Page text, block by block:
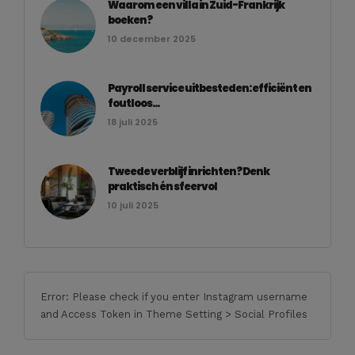
Waarom een villa in Zuid-Frankrijk
boeken?
10 december 2025
Payroll service uitbesteden: efficiënt en
foutloos...
18 juli 2025
Tweede verblijf inrichten? Denk
praktisch én sfeervol
10 juli 2025
Error: Please check if you enter Instagram username
and Access Token in Theme Setting > Social Profiles